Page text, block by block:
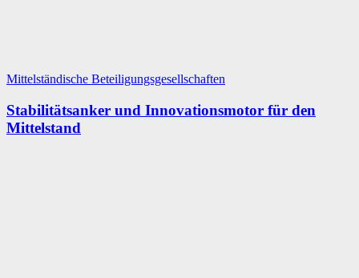
Mittelständische Beteiligungsgesellschaften
Stabilitätsanker und Innovationsmotor für den
Mittelstand